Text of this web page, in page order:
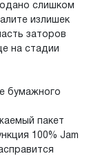
слишком
излишек
заторов
на стадии
бумажного
пакет
100% Jam